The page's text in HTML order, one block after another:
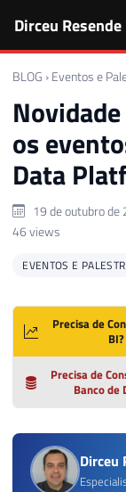
Dirceu Resende
BLOG › Eventos e
os
Data
19 de outubro de
46 views
EVENTOS E
Precisa de
BI?
Precisa de
Banco de
Dirceu